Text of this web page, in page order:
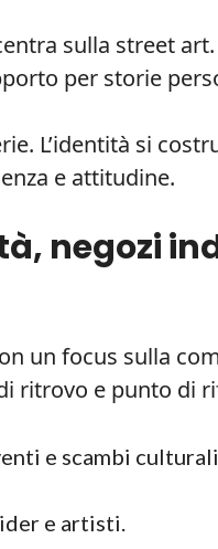
sulla street
per storie
L’identità si
e attitudine.
negozi
un focus sulla
ritrovo e punto di
e scambi
e artisti.